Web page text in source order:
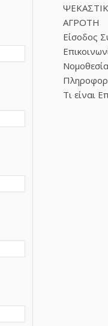
ΑΓΡΟΤΗ
Είσοδος
Νομοθεσία
Τι είναι